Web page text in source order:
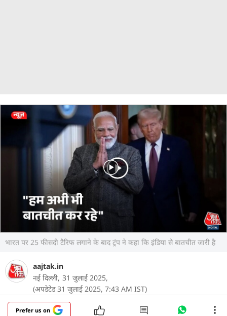
भारत पर 25 फीसदी टैरिफ लगाने के बाद ट्रंप ने कहा कि इंडिया से बातचीत जारी है
aajtak.in
नई दिल्ली, 31 जुलाई 2025,
(अपडेटेड 31 जुलाई 2025, 7:43 AM IST)
Prefer us on